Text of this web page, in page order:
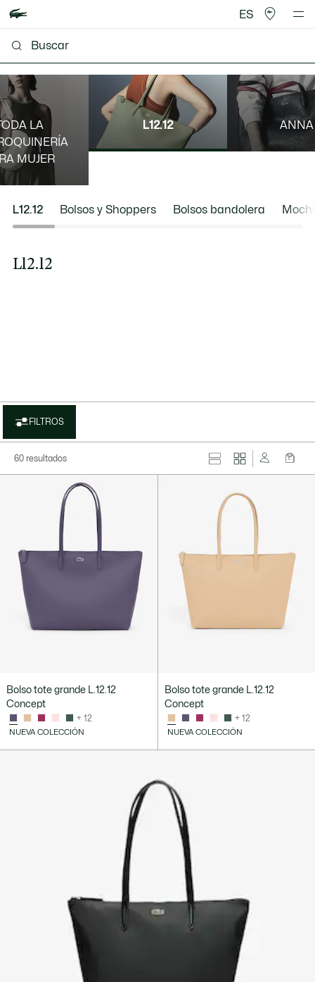
ES
LA
MUJER
L12.12 ANNA
L12.12 Bolsos y Shoppers Bolsos bandolera
L12.12
FILTROS
60 resultados
Bolso tote grande L.12.12
Concept
+ 12
NUEVA COLECCIÓN
Bolso tote grande L.12.12
Concept
+ 12
NUEVA COLECCIÓN